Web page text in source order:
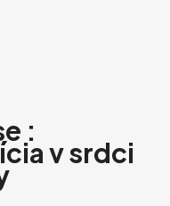
:
v srdci